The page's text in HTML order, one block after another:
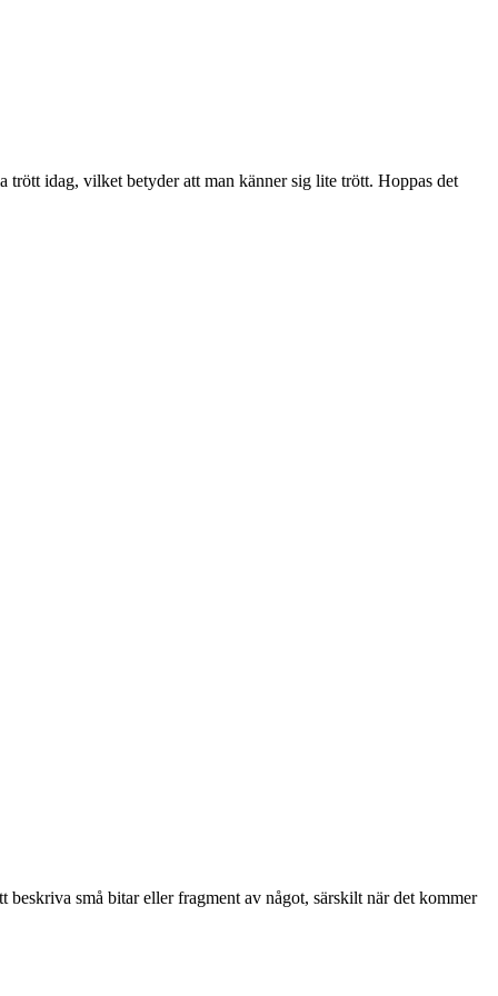
trött idag, vilket betyder att man känner sig lite trött. Hoppas det
små bitar eller fragment av något, särskilt när det kommer